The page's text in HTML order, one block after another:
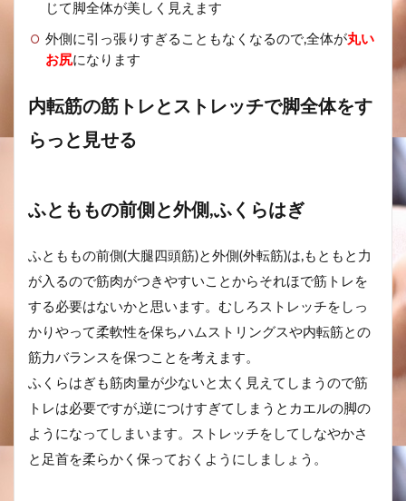
じて脚全体が美しく見えます
外側に引っ張りすぎることもなくなるので,全体が丸い
お尻になります
内転筋の筋トレとストレッチで脚全体をす
らっと見せる
ふとももの前側と外側,ふくらはぎ
ふとももの前側(大腿四頭筋)と外側(外転筋)は,もともと力
が入るので筋肉がつきやすいことからそれほで筋トレを
する必要はないかと思います。むしろストレッチをしっ
かりやって柔軟性を保ち,ハムストリングスや内転筋との
筋力バランスを保つことを考えます。
ふくらはぎも筋肉量が少ないと太く見えてしまうので筋
トレは必要ですが,逆につけすぎてしまうとカエルの脚の
ようになってしまいます。ストレッチをしてしなやかさ
と足首を柔らかく保っておくようにしましょう。